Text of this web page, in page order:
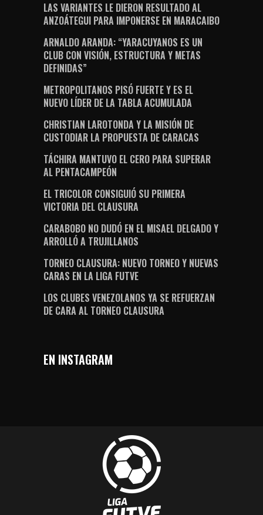
LAS VARIANTES LE DIERON RESULTADO AL
ANZOÁTEGUI PARA IMPONERSE EN MARACAIBO
ARNALDO ARANDA: “YARACUYANOS ES UN
CLUB CON VISIÓN, ESTRUCTURA Y METAS
DEFINIDAS”
METROPOLITANOS PISÓ FUERTE Y ES EL
NUEVO LÍDER DE LA TABLA ACUMULADA
CHRISTIAN LAROTONDA Y LA MISIÓN DE
CUSTODIAR LA PROPUESTA DE CARACAS
TÁCHIRA MANTUVO EL CERO PARA SUPERAR
AL PENTACAMPEÓN
EL TRICOLOR CONSIGUIÓ SU PRIMERA
VICTORIA DEL CLAUSURA
CARABOBO NO DUDÓ EN EL MISAEL DELGADO Y
ARROLLÓ A TRUJILLANOS
TORNEO CLAUSURA: NUEVO TORNEO Y NUEVAS
CARAS EN LA LIGA FUTVE
LOS CLUBES VENEZOLANOS YA SE REFUERZAN
DE CARA AL TORNEO CLAUSURA
EN INSTAGRAM